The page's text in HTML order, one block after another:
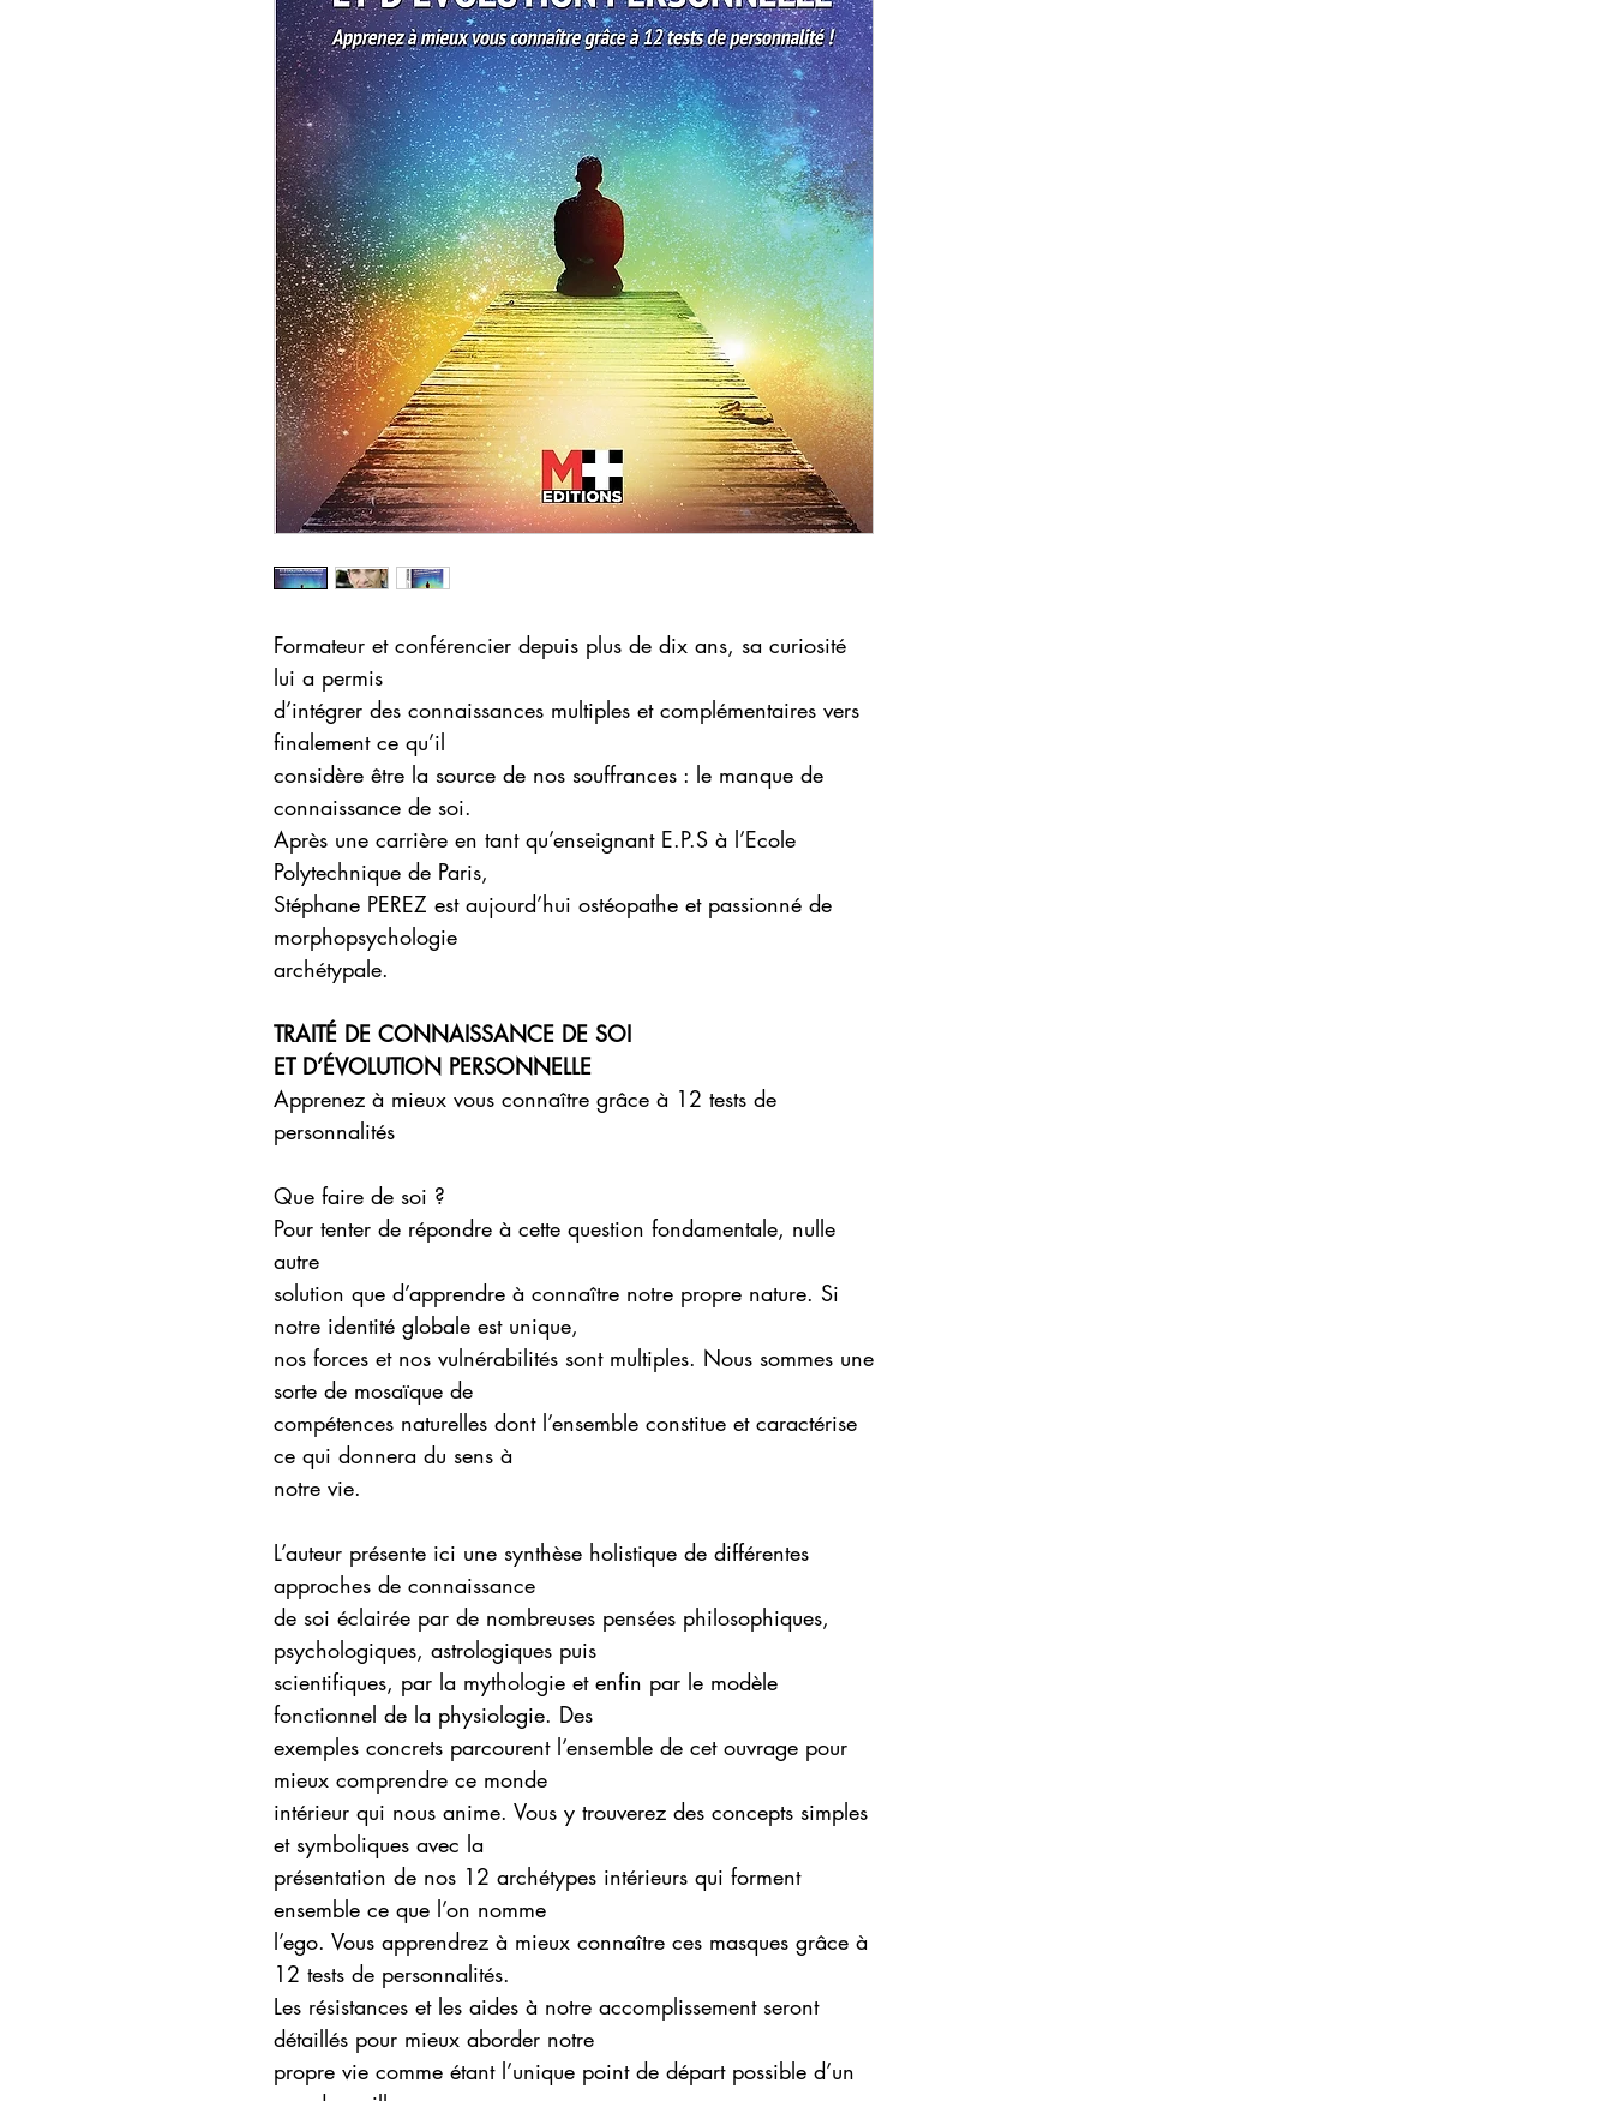
Formateur et conférencier depuis plus de dix ans, sa curiosité
lui a permis
d’intégrer des connaissances multiples et complémentaires vers
finalement ce qu’il
considère être la source de nos souffrances : le manque de
connaissance de soi.
Après une carrière en tant qu’enseignant E.P.S à l’Ecole
Polytechnique de Paris,
Stéphane PEREZ est aujourd’hui ostéopathe et passionné de
morphopsychologie
archétypale.
TRAITÉ DE CONNAISSANCE DE SOI
ET D’ÉVOLUTION PERSONNELLE
Apprenez à mieux vous connaître grâce à 12 tests de
personnalités
Que faire de soi ?
Pour tenter de répondre à cette question fondamentale, nulle
autre
solution que d’apprendre à connaître notre propre nature. Si
notre identité globale est unique,
nos forces et nos vulnérabilités sont multiples. Nous sommes une
sorte de mosaïque de
compétences naturelles dont l’ensemble constitue et caractérise
ce qui donnera du sens à
notre vie.
L’auteur présente ici une synthèse holistique de différentes
approches de connaissance
de soi éclairée par de nombreuses pensées philosophiques,
psychologiques, astrologiques puis
scientifiques, par la mythologie et enfin par le modèle
fonctionnel de la physiologie. Des
exemples concrets parcourent l’ensemble de cet ouvrage pour
mieux comprendre ce monde
intérieur qui nous anime. Vous y trouverez des concepts simples
et symboliques avec la
présentation de nos 12 archétypes intérieurs qui forment
ensemble ce que l’on nomme
l’ego. Vous apprendrez à mieux connaître ces masques grâce à
12 tests de personnalités.
Les résistances et les aides à notre accomplissement seront
détaillés pour mieux aborder notre
propre vie comme étant l’unique point de départ possible d’un